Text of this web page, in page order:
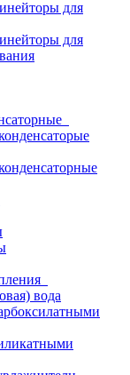
для
для
вода